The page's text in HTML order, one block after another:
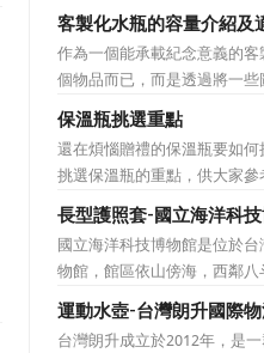
朋友之間還是禮物顯得更加
直是許多人最棘手的任務，
的。下面為大家準備的一份簡
大家排憂解難吧! ...
客製化水瓶的容量介紹及
作為一個能承載紀念意義的
個物品而已，而是透過將一些
來象徵公司的特有文化。它
的特色，同時也能表達對於接
作為一樣每天都會用到的必
容乃大的寓意，適合做...
保溫瓶挑選重點
還在煩惱贈禮的保溫瓶要如
挑選保溫瓶的重點，供大家
的包裝外盒或說明書上會標
且>68℃的保溫瓶。 重點二
蓋 若使用者會在駕駛期間飲水
長型護照套-國立海洋科
國立海洋科技博物館是位於
物館，館區依山傍海，西鄰
東北角海岸風景特定區，有省
總面積約48公頃。設有「海洋
運動水壺-台灣朗升國際
台灣朗升成立於2012年，是